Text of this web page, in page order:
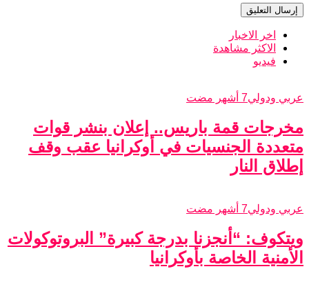
اخر الاخبار
الاكثر مشاهدة
فيديو
عربي ودولي7 أشهر مضت
مخرجات قمة باريس.. إعلان بنشر قوات
متعددة الجنسيات في أوكرانيا عقب وقف
إطلاق النار
عربي ودولي7 أشهر مضت
ويتكوف: “أنجزنا بدرجة كبيرة” البروتوكولات
الأمنية الخاصة بأوكرانيا